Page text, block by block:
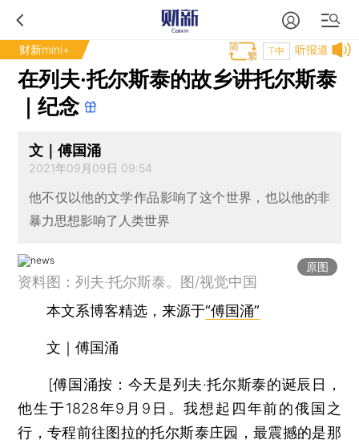
财新mini+ 听报道
T中
在列夫·托尔斯泰的故乡讲托尔斯泰
｜纪念
文｜傅国涌
2021年09月09日 09:54
他不仅以他的文学作品影响了这个世界，也以他的非
暴力思想影响了人类世界
原图
资料图：列夫·托尔斯泰。图/视觉中国
本文系博客精选，来源于“傅国涌”
文｜傅国涌
[傅国涌按： 今天是列夫·托尔斯泰的诞辰日，
他生于1828年9月9日。我想起四年前的俄国之
行，专程前往图拉的托尔斯泰庄园，最震撼的是那